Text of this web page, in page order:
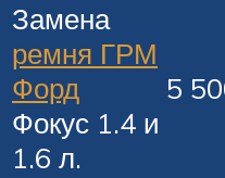
Замена
ремня ГРМ
Форд
Фокус 1.4 и
1.6 л.
5